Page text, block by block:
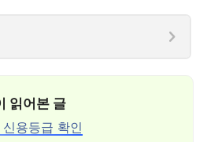
읽어본 글
용등급 확인